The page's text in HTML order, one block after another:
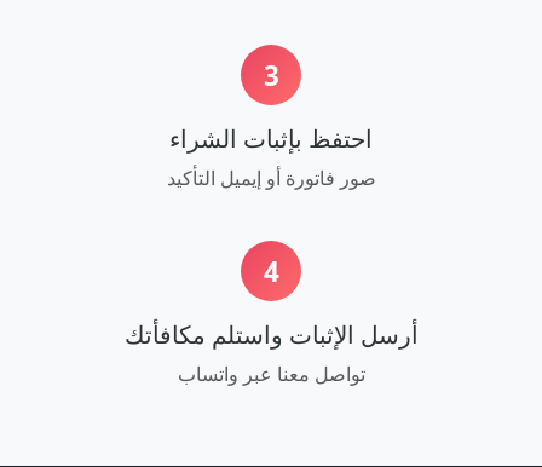
3
احتفظ بإثبات الشراء
صور فاتورة أو إيميل التأكيد
4
أرسل الإثبات واستلم مكافأتك
تواصل معنا عبر واتساب